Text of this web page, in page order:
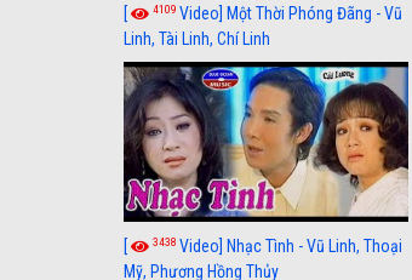
[ 4109 Video] Một Thời Phóng Đãng - Vũ
Linh, Tài Linh, Chí Linh
[ 3438 Video] Nhạc Tình - Vũ Linh, Thoại
Mỹ, Phương Hồng Thủy